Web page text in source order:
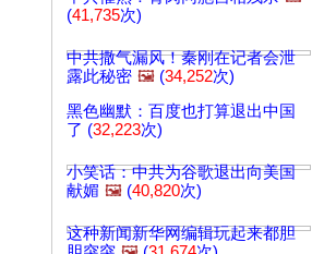
(41,735次)
中共撒气漏风！秦刚在记者会泄
露此秘密 🖼️ (34,252次)
黑色幽默：百度也打算退出中国
了 (32,223次)
小笑话：中共为谷歌退出向美国
献媚 🖼️ (40,820次)
这种新闻新华网编辑玩起来都胆